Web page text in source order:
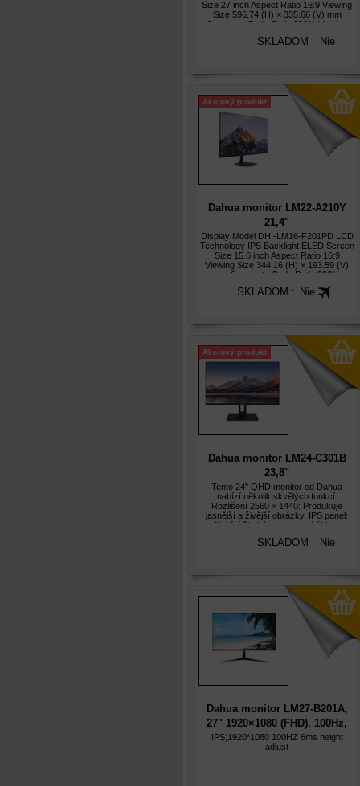
Size 27 inch Aspect Ratio 16:9 Viewing
Size 596.74 (H) × 335.66 (V) mm
Screen-to-Body Ratio ?90% Viewing
SKLADOM : Nie
Dahua monitor LM22-A210Y
21,4"
VA/1920x1080/5ms/250nits/
černý
Display Model DHI-LM16-F201PD LCD
Technology IPS Backlight ELED Screen
Size 15.6 inch Aspect Ratio 16:9
Viewing Size 344.16 (H) × 193.59 (V)
mm Screen-to-Body Ratio ?80%
SKLADOM : Nie
Akciový produkt
Dahua monitor LM24-C301B
23,8"
IPS/2560×1440/5ms/1200:1/300
nits/DP/HDMI/černý
Tento 24'' QHD monitor od Dahua
nabízí několik skvělých funkcí:
Rozlišení 2560 × 1440: Produkuje
jasnější a živější obrázky. IPS panel:
Nabízí široké pozorovací úhly s
stranách. 178° (H) / 178° (V) extra
SKLADOM : Nie
Akciový produkt
Dahua monitor LM27-B201A,
27" 1920×1080 (FHD), 100Hz,
IPS, LED, 250 cd/m, 1000:1,
6ms
IPS;1920*1080 100HZ 6ms height
adjust